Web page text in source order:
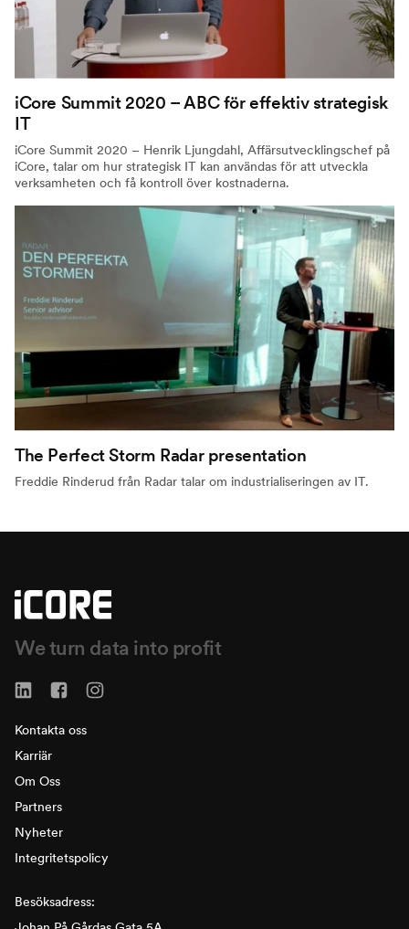
iCore Summit 2020 – ABC för effektiv strategisk
IT
iCore Summit 2020 – Henrik Ljungdahl, Affärsutvecklingschef på
iCore, talar om hur strategisk IT kan användas för att utveckla
verksamheten och få kontroll över kostnaderna.
The Perfect Storm Radar presentation
Freddie Rinderud från Radar talar om industrialiseringen av IT.
We turn data into profit
Kontakta oss
Karriär
Om Oss
Partners
Nyheter
Integritetspolicy
Besöksadress: